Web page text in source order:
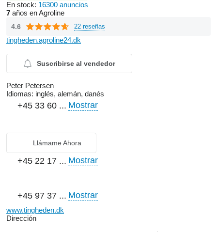
En stock: 16300 anuncios
7 años en Agroline
4.6 22 reseñas
tingheden.agroline24.dk
Suscribirse al vendedor
Peter Petersen
Idiomas: inglés, alemán, danés
+45 33 60 ... Mostrar
Llámame Ahora
+45 22 17 ... Mostrar
+45 97 37 ... Mostrar
www.tingheden.dk
Dirección